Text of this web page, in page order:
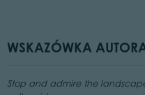
WSKAZÓWKA
Stop and admire the